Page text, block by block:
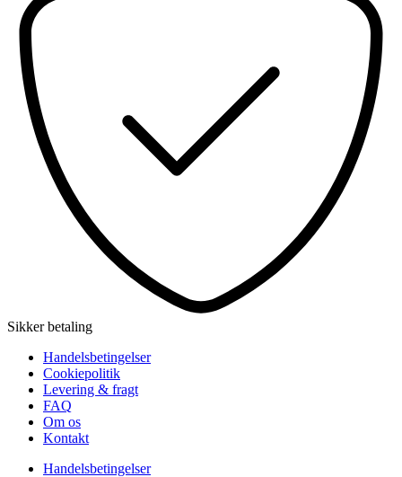
Sikker betaling
Handelsbetingelser
Cookiepolitik
Levering & fragt
FAQ
Om os
Kontakt
Handelsbetingelser